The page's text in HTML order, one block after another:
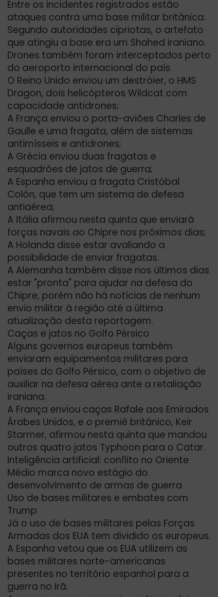
Entre os incidentes registrados estão
ataques contra uma base militar britânica.
Segundo autoridades cipriotas, o artefato
que atingiu a base era um Shahed iraniano.
Drones também foram interceptados perto
do aeroporto internacional do país.
O Reino Unido enviou um destróier, o HMS
Dragon, dois helicópteros Wildcat com
capacidade antidrones;
A França enviou o porta-aviões Charles de
Gaulle e uma fragata, além de sistemas
antimísseis e antidrones;
A Grécia enviou duas fragatas e
esquadrões de jatos de guerra;
A Espanha enviou a fragata Cristóbal
Colón, que tem um sistema de defesa
antiaérea;
A Itália afirmou nesta quinta que enviará
forças navais ao Chipre nos próximos dias;
A Holanda disse estar avaliando a
possibilidade de enviar fragatas.
A Alemanha também disse nos últimos dias
estar "pronta" para ajudar na defesa do
Chipre, porém não há notícias de nenhum
envio militar à região até a última
atualização desta reportagem.
Caças e jatos no Golfo Pérsico
Alguns governos europeus também
enviaram equipamentos militares para
países do Golfo Pérsico, com o objetivo de
auxiliar na defesa aérea ante a retaliação
iraniana.
A França enviou caças Rafale aos Emirados
Árabes Unidos, e o premiê britânico, Keir
Starmer, afirmou nesta quinta que mandou
outros quatro jatos Typhoon para o Catar.
Inteligência artificial: conflito no Oriente
Médio marca novo estágio do
desenvolvimento de armas de guerra
Uso de bases militares e embates com
Trump
Já o uso de bases militares pelas Forças
Armadas dos EUA tem dividido os europeus.
A Espanha vetou que os EUA utilizem as
bases militares norte-americanas
presentes no território espanhol para a
guerra no Irã.